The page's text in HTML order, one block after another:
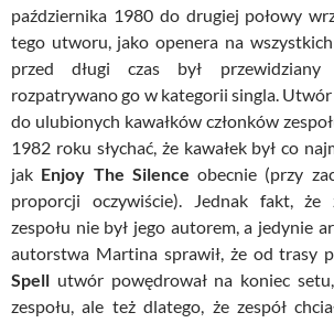
października 1980 do drugiej połowy
tego utworu, jako openera na
przed długi czas był
rozpatrywano go w kategorii singla. Utwór
do ulubionych kawałków członków
1982 roku słychać, że kawałek był co
jak Enjoy The Silence obecnie (przy
proporcji oczywiście). Jednak fakt, że
zespołu nie był jego autorem, a jedynie
autorstwa Martina sprawił, że od trasy
Spell utwór powędrował na koniec
zespołu, ale też dlatego, że zespół